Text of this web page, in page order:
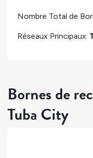
Nombre Total de
Réseaux Principaux:
Bornes de
Tuba City